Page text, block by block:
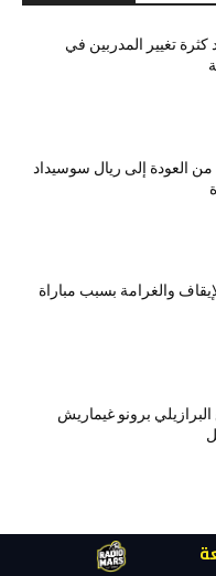
تغيير المدربين في
العودة إلى ريال سوسيداد
والغرامة بسبب مباراة
برونو غيماريش